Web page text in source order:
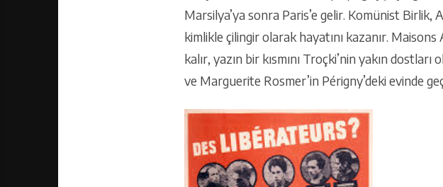
Marsilya’ya sonra Paris’e gelir. Komünist
kimlikle çilingir olarak hayatını kazanır.
kalır, yazın bir kısmını Troçki’nin yakın
ve Marguerite Rosmer’in Périgny’deki evinde